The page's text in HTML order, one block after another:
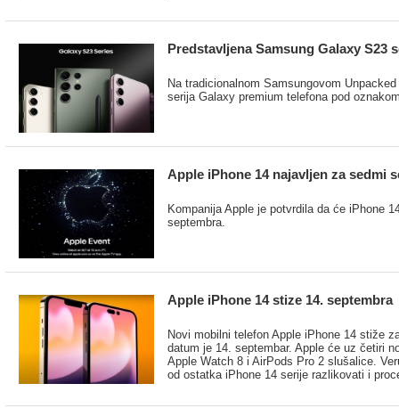
Predstavljena Samsung Galaxy S23
Na tradicionalnom Samsungovom
serija Galaxy premium telefona pod
Apple iPhone 14 najavljen za sedmi
Kompanija Apple je potvrdila da će iPhone
septembra.
Apple iPhone 14 stize 14. septembra
Novi mobilni telefon Apple iPhone 14 stiže
datum je 14. septembar. Apple će uz četiri
Apple Watch 8 i AirPods Pro 2 slušalice.
od ostatka iPhone 14 serije razlikovati i